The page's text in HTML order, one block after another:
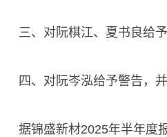
三、对阮棋江、夏书良给予
四、对阮岑泓给予警告，并
据锦盛新材2025年半年度报